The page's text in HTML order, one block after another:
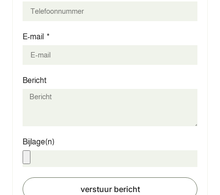
E-mail
Bericht
Bijlage(n)
verstuur bericht